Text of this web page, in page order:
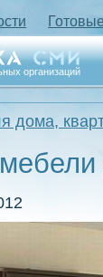
организаций
дома,